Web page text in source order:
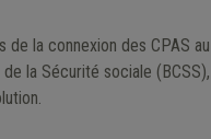
de la connexion des CPAS
de la Sécurité sociale